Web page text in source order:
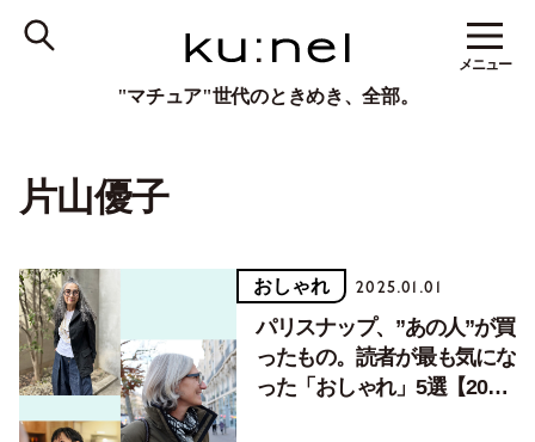
"マチュア"世代のときめき、全部。
メニュー
片山優子
おしゃれ 2025.01.01
パリスナップ、”あの人”が買
ったもの。読者が最も気にな
った「おしゃれ」5選【2024